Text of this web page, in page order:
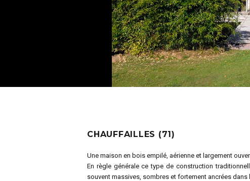
CHAUFFAILLES (71)
Une maison en bois empilé, aérienne et largement
En règle générale ce type de construction
souvent massives, sombres et fortement ancrées dans